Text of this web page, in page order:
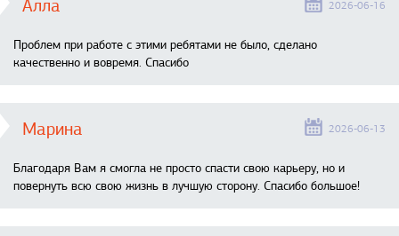
Алла 2026-06-16
Проблем при работе с этими ребятами не было, сделано
качественно и вовремя. Спасибо
Марина 2026-06-13
Благодаря Вам я смогла не просто спасти свою карьеру, но и
повернуть всю свою жизнь в лучшую сторону. Спасибо большое!